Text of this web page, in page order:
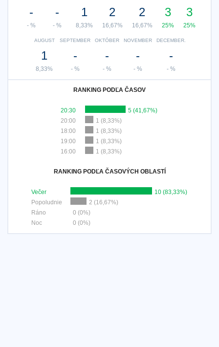
-
- %
-
- %
1
8,33%
2
16,67%
2
16,67%
3
25%
3
25%
AUGUST
1
8,33%
SEPTEMBER
-
- %
OKTÓBER
-
- %
NOVEMBER
-
- %
DECEMBER.
-
- %
RANKING PODĽA ČASOV
20:30
5 (41,67%)
20:00
1 (8,33%)
18:00
1 (8,33%)
19:00
1 (8,33%)
16:00
1 (8,33%)
RANKING PODĽA ČASOVÝCH OBLASTÍ
Večer
10 (83,33%)
Popoludnie
2 (16,67%)
Ráno
0 (0%)
Noc
0 (0%)